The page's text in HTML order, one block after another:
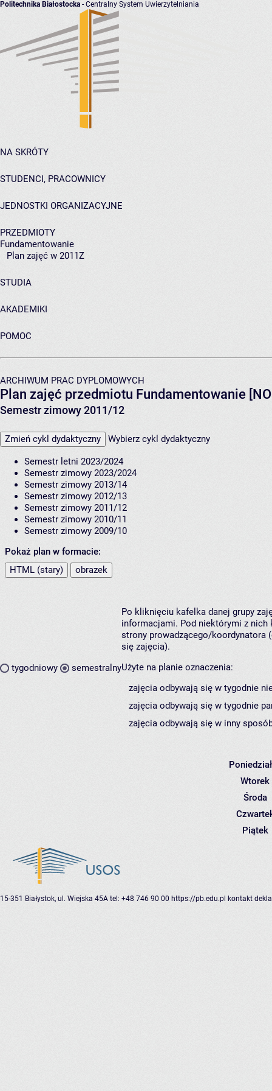
Politechnika Białostocka - Centralny System Uwierzytelniania
NA SKRÓTY
STUDENCI, PRACOWNICY
JEDNOSTKI ORGANIZACYJNE
PRZEDMIOTY
Fundamentowanie
Plan zajęć w 2011Z
STUDIA
AKADEMIKI
POMOC
ARCHIWUM PRAC DYPLOMOWYCH
Plan zajęć przedmiotu Fundamentowanie
Semestr zimowy 2011/12
Zmień cykl dydaktyczny Wybierz cykl dydaktyczny
Semestr letni 2023/2024
Semestr zimowy 2023/2024
Semestr zimowy 2013/14
Semestr zimowy 2012/13
Semestr zimowy 2011/12
Semestr zimowy 2010/11
Semestr zimowy 2009/10
Pokaż plan w formacie:
HTML (stary)
obrazek
tygodniowy semestralny
Po kliknięciu kafelka danej grupy
informacjami. Pod niektórymi z nich
strony prowadzącego/koordynatora
się zajęcia).
Użyte na planie oznaczenia:
zajęcia odbywają się w tygodnie
zajęcia odbywają się w tygodnie
zajęcia odbywają się w inny
Wtorek
Środa
Piątek
15-351 Białystok, ul. Wiejska 45A tel: +48 746 90 00 https://pb.edu.pl kontakt